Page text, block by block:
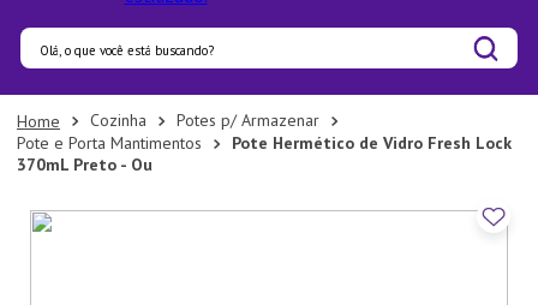
Olá, o que você está buscando?
Cozinha
Potes p/ Armazenar
Pote e Porta Mantimentos
Pote Hermético de Vidro Fresh Lock
370mL Preto - Ou
Termos mais buscados
1 º
Pratos
3